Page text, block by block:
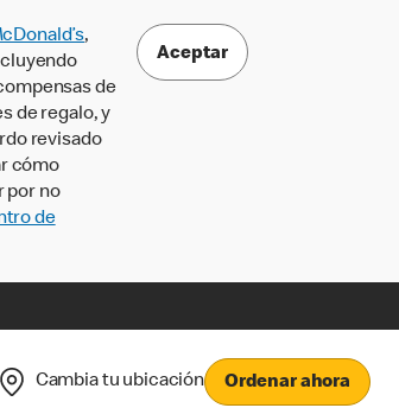
,
de
de regalo, y
revisado
cómo
por no
de
Aceptar
Cambia tu ubicación Ordenar ahora